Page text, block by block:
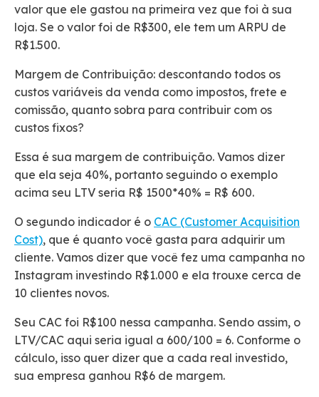
valor que ele gastou na primeira vez que foi à sua
loja. Se o valor foi de R$300, ele tem um ARPU de
R$1.500.
Margem de Contribuição: descontando todos os
custos variáveis da venda como impostos, frete e
comissão, quanto sobra para contribuir com os
custos fixos?
Essa é sua margem de contribuição. Vamos dizer
que ela seja 40%, portanto seguindo o exemplo
acima seu LTV seria R$ 1500*40% = R$ 600.
O segundo indicador é o CAC (Customer Acquisition
Cost), que é quanto você gasta para adquirir um
cliente. Vamos dizer que você fez uma campanha no
Instagram investindo R$1.000 e ela trouxe cerca de
10 clientes novos.
Seu CAC foi R$100 nessa campanha. Sendo assim, o
LTV/CAC aqui seria igual a 600/100 = 6. Conforme o
cálculo, isso quer dizer que a cada real investido,
sua empresa ganhou R$6 de margem.